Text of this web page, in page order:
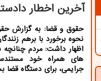
آخرین اخطار
حقوق و قضا: به گزارش
نحوه برخورد با برهم
اظهار داشت: مردم چنانچه
های همراه خود
جرایمی، برای دستگاه قضا